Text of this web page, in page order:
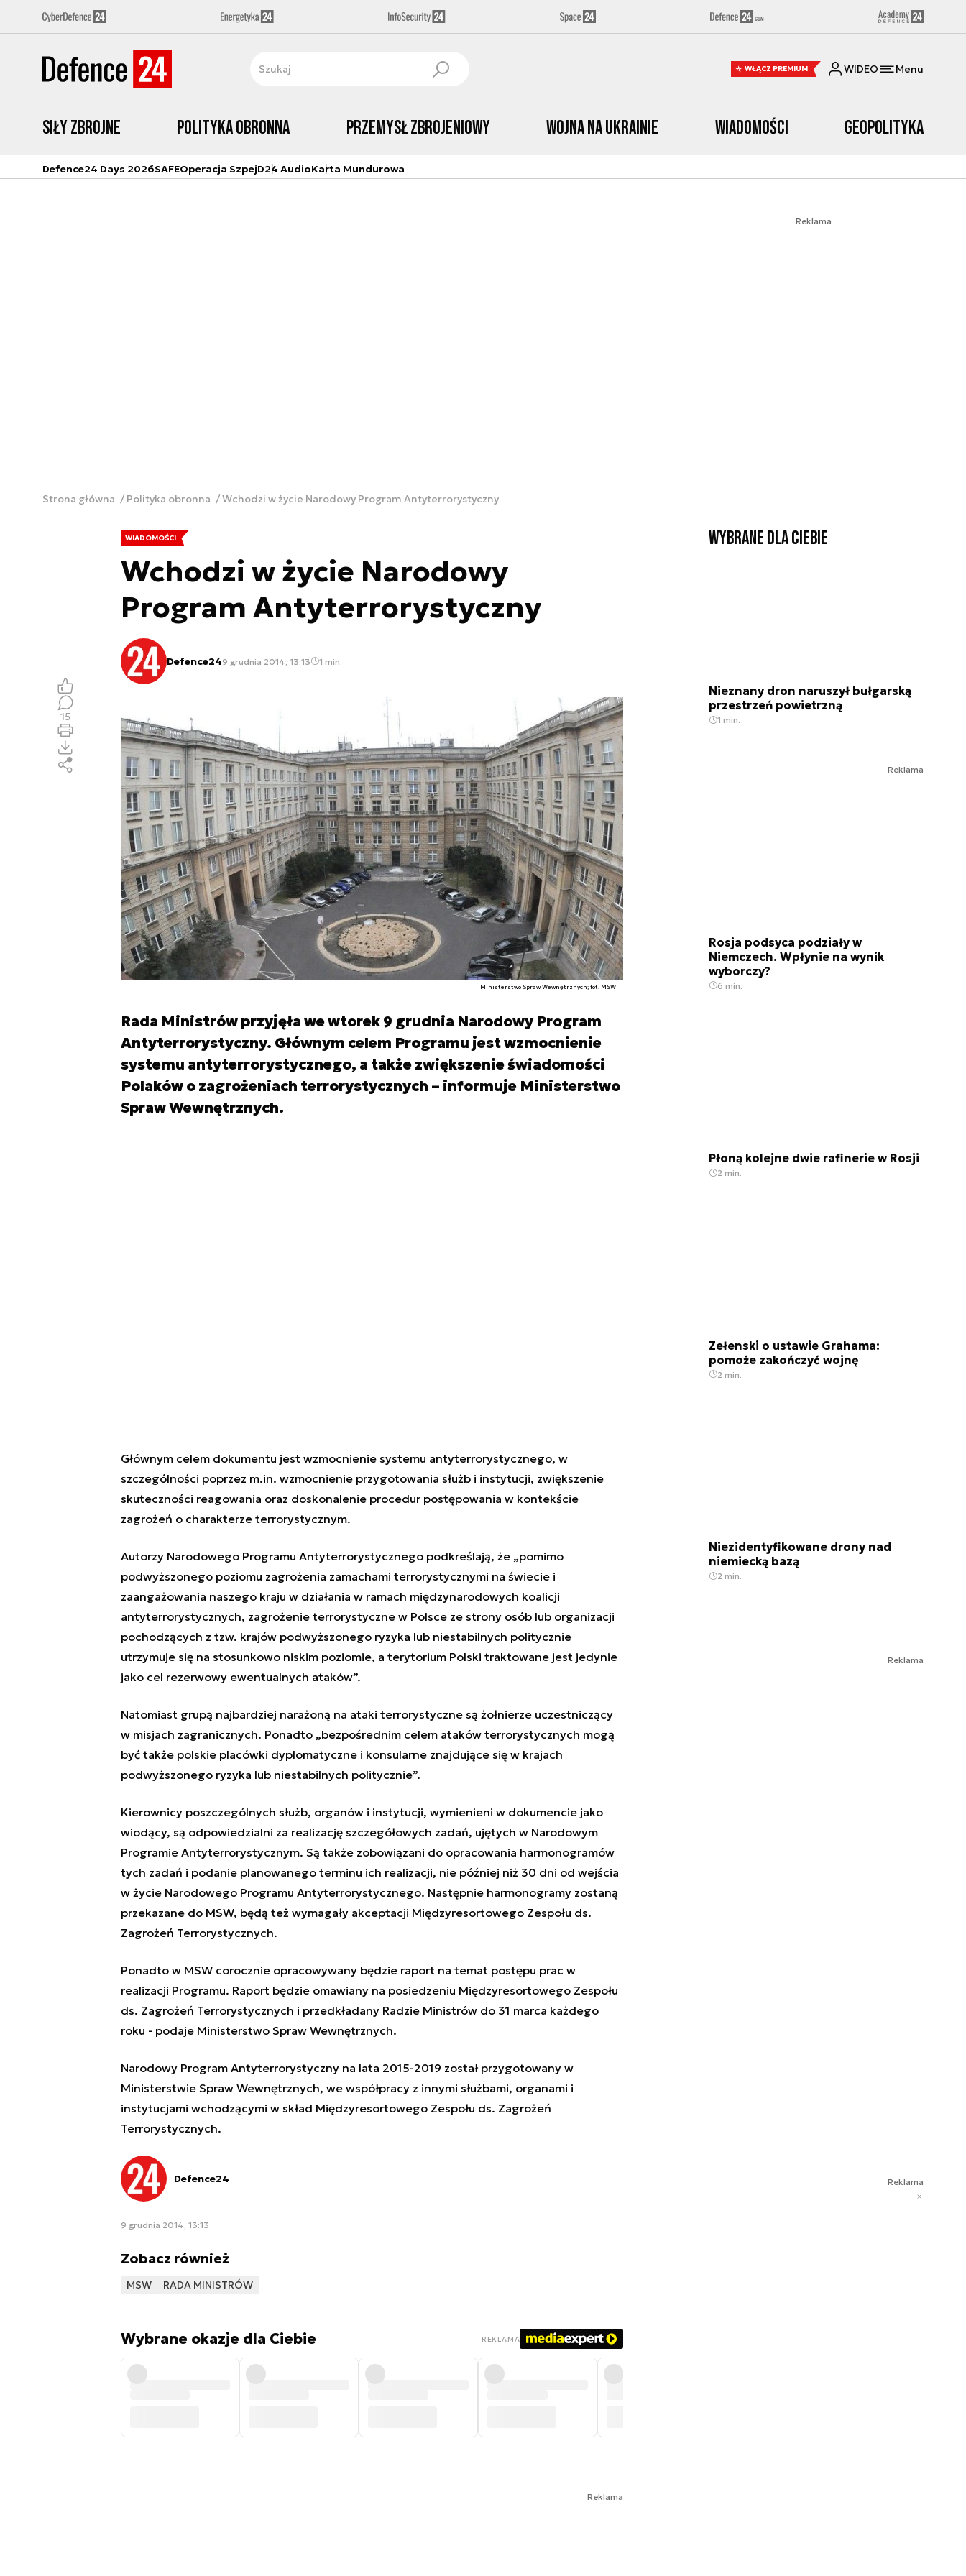
WŁĄCZ PREMIUM WIDEO Menu
Siły zbrojne Polityka obronna Przemysł Zbrojeniowy Wojna na Ukrainie Wiadomości Geopolityka
Defence24 Days 2026SAFEOperacja SzpejD24 AudioKarta Mundurowa
Reklama
Strona główna Polityka obronna Wchodzi w życie Narodowy Program Antyterrorystyczny
WIADOMOŚCI
Wchodzi w życie Narodowy
Program Antyterrorystyczny
Defence249 grudnia 2014, 13:13 1 min.
Ministerstwo Spraw Wewnętrznych; fot. MSW
Rada Ministrów przyjęła we wtorek 9 grudnia Narodowy Program
Antyterrorystyczny. Głównym celem Programu jest wzmocnienie
systemu antyterrorystycznego, a także zwiększenie świadomości
Polaków o zagrożeniach terrorystycznych – informuje Ministerstwo
Spraw Wewnętrznych.
15
Głównym celem dokumentu jest wzmocnienie systemu antyterrorystycznego, w
szczególności poprzez m.in. wzmocnienie przygotowania służb i instytucji, zwiększenie
skuteczności reagowania oraz doskonalenie procedur postępowania w kontekście
zagrożeń o charakterze terrorystycznym.
Autorzy Narodowego Programu Antyterrorystycznego podkreślają, że „pomimo
podwyższonego poziomu zagrożenia zamachami terrorystycznymi na świecie i
zaangażowania naszego kraju w działania w ramach międzynarodowych koalicji
antyterrorystycznych, zagrożenie terrorystyczne w Polsce ze strony osób lub organizacji
pochodzących z tzw. krajów podwyższonego ryzyka lub niestabilnych politycznie
utrzymuje się na stosunkowo niskim poziomie, a terytorium Polski traktowane jest jedynie
jako cel rezerwowy ewentualnych ataków”.
Natomiast grupą najbardziej narażoną na ataki terrorystyczne są żołnierze uczestniczący
w misjach zagranicznych. Ponadto „bezpośrednim celem ataków terrorystycznych mogą
być także polskie placówki dyplomatyczne i konsularne znajdujące się w krajach
podwyższonego ryzyka lub niestabilnych politycznie”.
Kierownicy poszczególnych służb, organów i instytucji, wymienieni w dokumencie jako
wiodący, są odpowiedzialni za realizację szczegółowych zadań, ujętych w Narodowym
Programie Antyterrorystycznym. Są także zobowiązani do opracowania harmonogramów
tych zadań i podanie planowanego terminu ich realizacji, nie później niż 30 dni od wejścia
w życie Narodowego Programu Antyterrorystycznego. Następnie harmonogramy zostaną
przekazane do MSW, będą też wymagały akceptacji Międzyresortowego Zespołu ds.
Zagrożeń Terrorystycznych.
Ponadto w MSW corocznie opracowywany będzie raport na temat postępu prac w
realizacji Programu. Raport będzie omawiany na posiedzeniu Międzyresortowego Zespołu
ds. Zagrożeń Terrorystycznych i przedkładany Radzie Ministrów do 31 marca każdego
roku - podaje Ministerstwo Spraw Wewnętrznych.
Narodowy Program Antyterrorystyczny na lata 2015-2019 został przygotowany w
Ministerstwie Spraw Wewnętrznych, we współpracy z innymi służbami, organami i
instytucjami wchodzącymi w skład Międzyresortowego Zespołu ds. Zagrożeń
Terrorystycznych.
Defence24
9 grudnia 2014, 13:13
Zobacz również
MSW RADA MINISTRÓW
Wybrane okazje dla Ciebie REKLAMA
Reklama
Wybrane dla Ciebie
Nieznany dron naruszył bułgarską
przestrzeń powietrzną
1 min.
Reklama
Rosja podsyca podziały w
Niemczech. Wpłynie na wynik
wyborczy?
6 min.
Płoną kolejne dwie rafinerie w Rosji
2 min.
Zełenski o ustawie Grahama:
pomoże zakończyć wojnę
2 min.
Niezidentyfikowane drony nad
niemiecką bazą
2 min.
Reklama
Reklama